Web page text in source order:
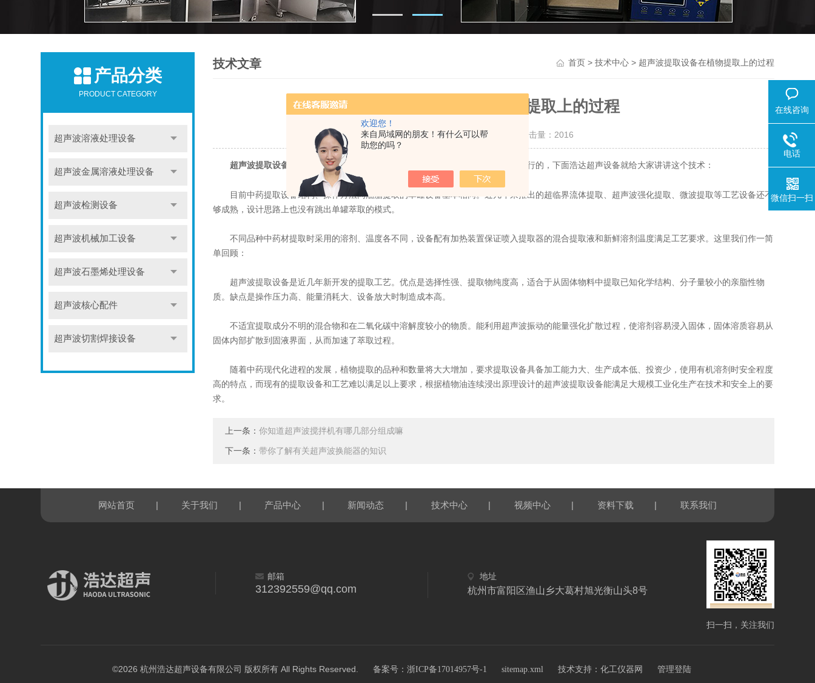
欢迎您！
来自局域网的朋友！有什么可以帮
助您的吗？
产品分类
PRODUCT CATEGORY
超声波溶液处理设备
超声波金属溶液处理设备
超声波检测设备
超声波机械加工设备
超声波石墨烯处理设备
超声波核心配件
超声波切割焊接设备
技术文章 首页> 技术中心> 超声波提取设备在植物提取上的过程
超声波提取设备在植物提取上的过程
更新时间：2022-05-19 点击量： 2016
超声波提取设备 在植物提取上的过程相信大家都比较的陌生，不知道是怎么样进行的，下面浩达超声设备就给大家讲讲这个技术：
目前中药提取设备结构、操作方法同油脂提取的单罐设备基本相同。近几年来推出的超临界流体提取、超声波强化提取、微波提取等工艺设备还不
够成熟，设计思路上也没有跳出单罐萃取的模式。
不同品种中药材提取时采用的溶剂、温度各不同，设备配有加热装置保证喷入提取器的混合提取液和新鲜溶剂温度满足工艺要求。这里我们作一简
单回顾：
超声波提取设备是近几年新开发的提取工艺。优点是选择性强、提取物纯度高，适合于从固体物料中提取已知化学结构、分子量较小的亲脂性物
质。缺点是操作压力高、能量消耗大、设备放大时制造成本高。
不适宜提取成分不明的混合物和在二氧化碳中溶解度较小的物质。能利用超声波振动的能量强化扩散过程，使溶剂容易浸入固体，固体溶质容易从
固体内部扩散到固液界面，从而加速了萃取过程。
随着中药现代化进程的发展，植物提取的品种和数量将大大增加，要求提取设备具备加工能力大、生产成本低、投资少，使用有机溶剂时安全程度
高的特点，而现有的提取设备和工艺难以满足以上要求，根据植物油连续浸出原理设计的超声波提取设备能满足大规模工业化生产在技术和安全上的要
求。
上一条：你知道超声波搅拌机有哪几部分组成嘛
下一条：带你了解有关超声波换能器的知识
网站首页 | 关于我们 | 产品中心 | 新闻动态 | 技术中心 | 视频中心 | 资料下载 | 联系我们
邮箱
312392559@qq.com
地址
杭州市富阳区渔山乡大葛村旭光衡山头8号
扫一扫，关注我们
©2026 杭州浩达超声设备有限公司 版权所有 All Rights Reserved. 备案号：浙ICP备17014957号-1 sitemap.xml 技术支持： 化工仪器网 管理登陆
在线咨询
电话
微信扫一扫